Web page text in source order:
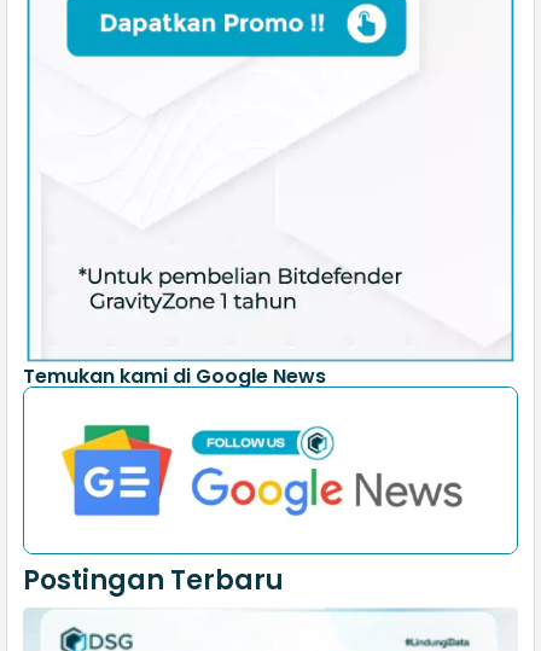
Temukan kami di Google News
Postingan Terbaru